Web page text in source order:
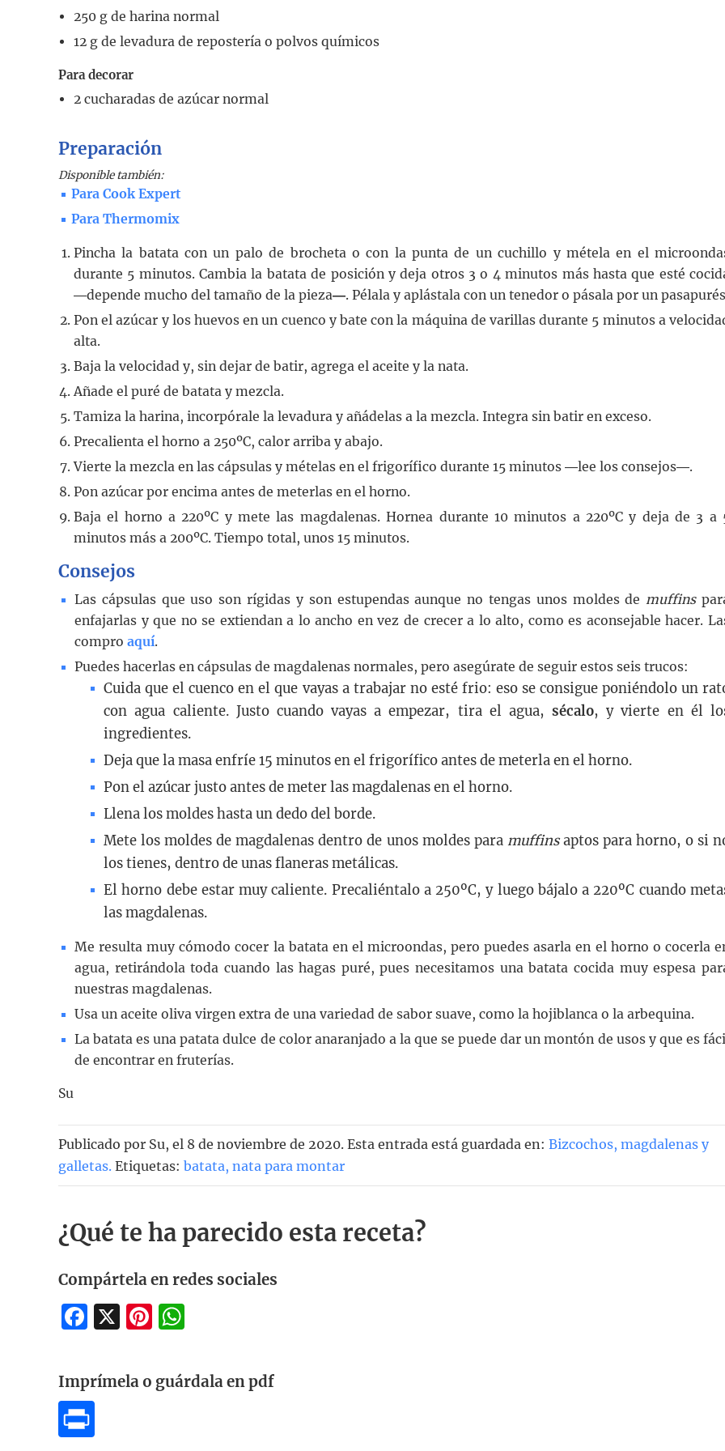
250 g de harina normal
12 g de levadura de repostería o polvos químicos
Para decorar
2 cucharadas de azúcar normal
Preparación
Disponible también:
Para Cook Expert
Para Thermomix
Pincha la batata con un palo de brocheta o con la punta de un cuchillo y métela en el
durante 5 minutos. Cambia la batata de posición y deja otros 3 o 4 minutos más hasta que esté
―depende mucho del tamaño de la pieza―. Pélala y aplástala con un tenedor o pásala por un
Pon el azúcar y los huevos en un cuenco y bate con la máquina de varillas durante 5 minutos a
alta.
Baja la velocidad y, sin dejar de batir, agrega el aceite y la nata.
Añade el puré de batata y mezcla.
Tamiza la harina, incorpórale la levadura y añádelas a la mezcla. Integra sin batir en exceso.
Precalienta el horno a 250ºC, calor arriba y abajo.
Vierte la mezcla en las cápsulas y mételas en el frigorífico durante 15 minutos ―lee los consejos―.
Pon azúcar por encima antes de meterlas en el horno.
Baja el horno a 220ºC y mete las magdalenas. Hornea durante 10 minutos a 220ºC y deja de 3 a
minutos más a 200ºC. Tiempo total, unos 15 minutos.
Consejos
Las cápsulas que uso son rígidas y son estupendas aunque no tengas unos moldes demuffins
enfajarlas y que no se extiendan a lo ancho en vez de crecer a lo alto, como es aconsejable hacer.
compro aquí.
Puedes hacerlas en cápsulas de magdalenas normales, pero asegúrate de seguir estos seis trucos:
Cuida que el cuenco en el que vayas a trabajar no esté frio: eso se consigue poniéndolo un
con agua caliente. Justo cuando vayas a empezar, tira el agua,sécalo, y vierte en él
ingredientes.
Deja que la masa enfríe 15 minutos en el frigorífico antes de meterla en el horno.
Pon el azúcar justo antes de meter las magdalenas en el horno.
Llena los moldes hasta un dedo del borde.
Mete los moldes de magdalenas dentro de unos moldes para muffinsaptos para horno, o si
los tienes, dentro de unas flaneras metálicas.
El horno debe estar muy caliente. Precaliéntalo a 250ºC, y luego bájalo a 220ºC cuando
las magdalenas.
Me resulta muy cómodo cocer la batata en el microondas, pero puedes asarla en el horno o cocerla
agua, retirándola toda cuando las hagas puré, pues necesitamos una batata cocida muy espesa
nuestras magdalenas.
Usa un aceite oliva virgen extra de una variedad de sabor suave, como la hojiblanca o la arbequina.
La batata es una patata dulce de color anaranjado a la que se puede dar un montón de usos y que es
de encontrar en fruterías.
Su
Publicado por Su, el 8 de noviembre de 2020. Esta entrada está guardada en: Bizcochos, magdalenas y
galletas. Etiquetas: batata, nata para montar
¿Qué te ha parecido esta receta?
Compártela en redes sociales
Facebook
X Pinterest
Imprímela o guárdala en pdf